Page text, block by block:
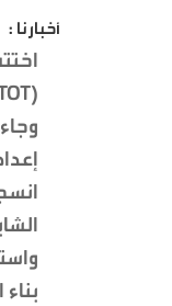
أخبارنا :
(TOT)، التي عقدت في بيت شباب عمان، بمشاركة 21 شابا وشابة من خريجي برنامج "نشامى".